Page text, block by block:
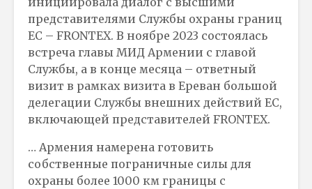
представителями Службы охраны границ
ЕС – FRONTEX. В ноябре 2023 состоялась
встреча главы МИД Армении с главой
Службы, а в конце месяца – ответный
визит в рамках визита в Ереван большой
делегации Службы внешних действий ЕС,
включающей представителей FRONTEX.
… Армения намерена готовить
собственные пограничные силы для
охраны более 1000 км границы с